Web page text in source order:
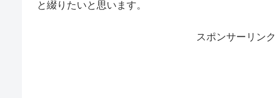
と綴りたいと思います。
スポンサーリンク